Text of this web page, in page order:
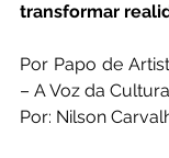
transformar
Por Papo de
– A Voz da
Por: Nilson